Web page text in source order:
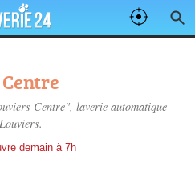
Centre", laverie automatique
demain à 7h